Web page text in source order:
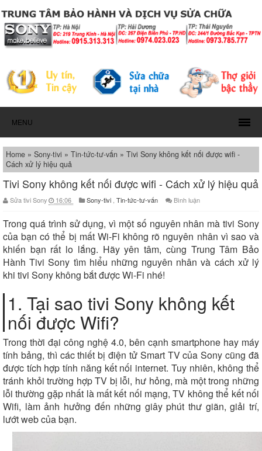
MENU
Home » Sony-tivi » Tin-tức-tư-vấn » Tivi Sony không kết nối được wifi -
Cách xử lý hiệu quả
Tivi Sony không kết nối được wifi - Cách xử lý hiệu quả
Sửa tivi Sony 16:06 Sony-tivi , Tin-tức-tư-vấn Bình luận
Trong quá trình sử dụng, vì một số nguyên nhân mà tivi Sony
của bạn có thể bị mất Wi-Fi không rõ nguyên nhân vì sao và
khiến bạn rất lo lắng. Hãy yên tâm, cùng Trung Tâm Bảo
Hành Tivi Sony tìm hiểu những nguyên nhân và cách xử lý
khi tivi Sony không bắt được Wi-Fi nhé!
1. Tại sao tivi Sony không kết
nối được Wifi?
Trong thời đại công nghệ 4.0, bên cạnh smartphone hay máy
tính bảng, thì các thiết bị điện tử Smart TV của Sony cũng đã
được tích hợp tính năng kết nối internet. Tuy nhiên, không thể
tránh khỏi trường hợp TV bị lỗi, hư hỏng, mà một trong những
lỗi thường gặp nhất là mất kết nối mạng, TV không thể kết nối
Wifi, làm ảnh hưởng đến những giây phút thư giãn, giải trí,
lướt web của bạn.